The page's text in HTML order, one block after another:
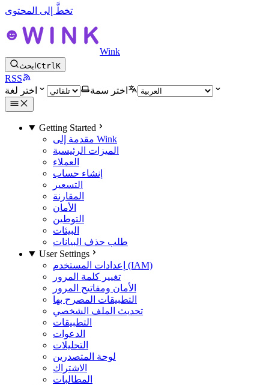
تخطَّ إلى المحتوى
Wink
ابحث CtrlK
RSS
اختر سمة
اختر لغة
Getting Started
مقدمة إلى Wink
الميزات الرئيسية
العملاء
إنشاء حساب
التسعير
المقارنة
الأمان
التوطين
البيئات
طلب حذف البيانات
User Settings
إعدادات المستخدم (IAM)
تغيير كلمة المرور
الأمان ومفاتيح المرور
التطبيقات المصرح بها
تحديث الملف الشخصي
التطبيقات
الدعوات
التحليلات
لوحة المتصدرين
الاشتراك
المطالبات